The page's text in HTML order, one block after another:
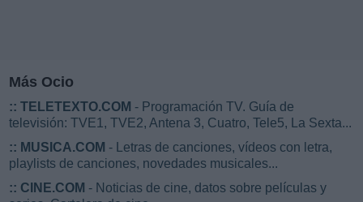
Más Ocio
:: TELETEXTO.COM - Programación TV. Guía de
televisión: TVE1, TVE2, Antena 3, Cuatro, Tele5, La Sexta...
:: MUSICA.COM - Letras de canciones, vídeos con letra,
playlists de canciones, novedades musicales...
:: CINE.COM - Noticias de cine, datos sobre películas y